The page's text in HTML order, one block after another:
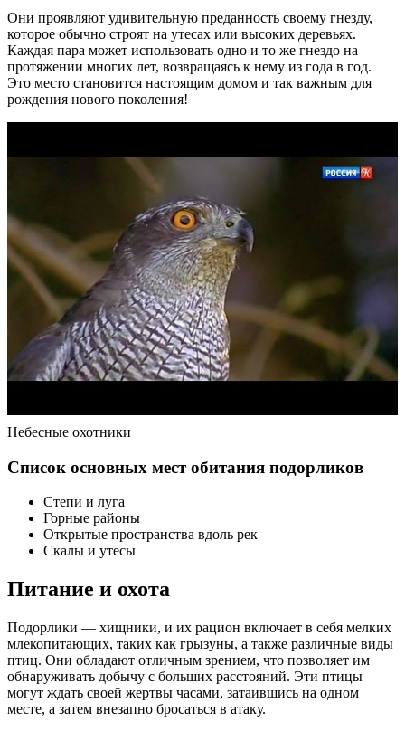
Они проявляют удивительную преданность своему гнезду,
которое обычно строят на утесах или высоких деревьях.
Каждая пара может использовать одно и то же гнездо на
протяжении многих лет, возвращаясь к нему из года в год.
Это место становится настоящим домом и так важным для
рождения нового поколения!
Небесные охотники
Список основных мест обитания подорликов
Степи и луга
Горные районы
Открытые пространства вдоль рек
Скалы и утесы
Питание и охота
Подорлики — хищники, и их рацион включает в себя мелких
млекопитающих, таких как грызуны, а также различные виды
птиц. Они обладают отличным зрением, что позволяет им
обнаруживать добычу с больших расстояний. Эти птицы
могут ждать своей жертвы часами, затаившись на одном
месте, а затем внезапно бросаться в атаку.